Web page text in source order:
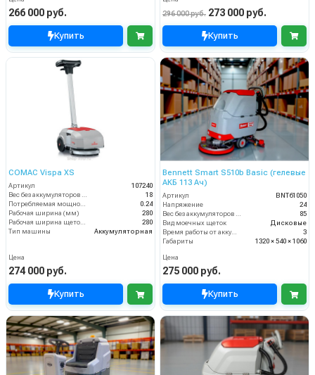
266 000 руб.
Купить
296 000 руб. 273 000 руб.
Купить
COMAC Vispa XS
Артикул
107240
Вес без аккумуляторов (кг)
18
Потребляемая мощность (кВт)
0.24
Рабочая ширина (мм)
280
Рабочая ширина щеток (мм)
280
Тип машины
Аккумуляторная
Цена
274 000 руб.
Купить
Bennett Smart S510b Basic (гелевые
АКБ 113 Ач)
Артикул
BNT61050
Напряжение
24
Вес без аккумуляторов (кг)
85
Вид моечных щеток
Дисковые
Время работы от аккумуляторов (ч)
3
Габариты
1320 × 540 × 1060
Цена
275 000 руб.
Купить